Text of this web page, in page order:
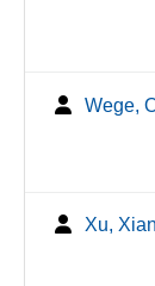
Wege,
Xu,